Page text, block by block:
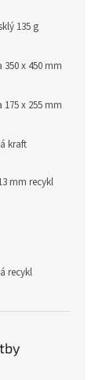
135 g
x 450 mm
x 255 mm
kraft
mm recykl
recykl